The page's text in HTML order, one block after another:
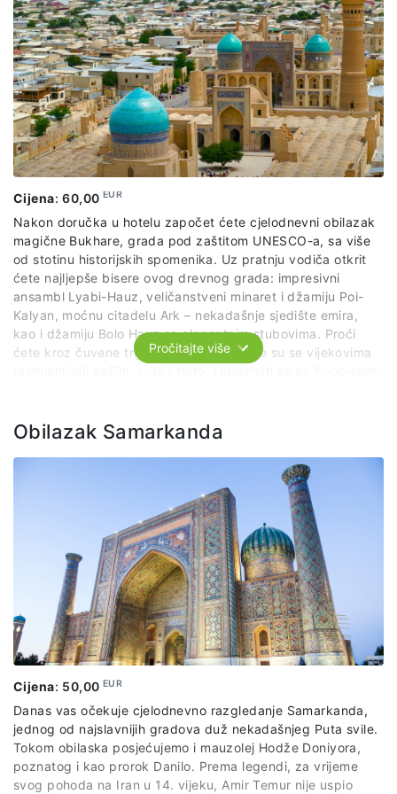
grada.
Cijena izleta uključuje: troškove transfera, usluge lokalnog
vodiča na engleskom jeziku, uslugu pratioca grupe
Cijena izleta ne uključuje: individualne troškove, hranu i piće
Cijena:60,00 EUR
Nakon doručka u hotelu započet ćete cjelodnevni obilazak
magične Bukhare, grada pod zaštitom UNESCO-a, sa više
od stotinu historijskih spomenika. Uz pratnju vodiča otkrit
ćete najljepše bisere ovog drevnog grada: impresivni
ansambl Lyabi-Hauz, veličanstveni minaret i džamiju Poi-
Kalyan, moćnu citadelu Ark – nekadašnje sjedište emira,
kao i džamiju Bolo Hauz sa elegantnim stubovima. Proći
ćete kroz čuvene trgovačke kupole, gdje su se vijekovima
specijalitete i autentičnu atmosferu. Po završetku obilaska
Cijena izleta uključuje: troškove transfera, usluge lokalnog
vodiča na engleskom jeziku, uslugu pratioca grupe,
Cijena izleta ne uključuje: individualne troškove
Pročitajte više
Obilazak Samarkanda
Cijena: 50,00 EUR
Danas vas očekuje cjelodnevno razgledanje Samarkanda,
jednog od najslavnijih gradova duž nekadašnjeg Puta svile.
Tokom obilaska posjećujemo i mauzolej Hodže Doniyora,
poznatog i kao prorok Danilo. Prema legendi, za vrijeme
svog pohoda na Iran u 14. vijeku, Amir Temur nije uspio